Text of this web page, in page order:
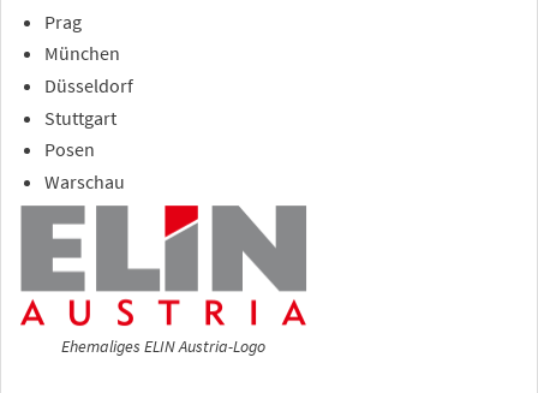
Prag
München
Düsseldorf
Stuttgart
Posen
Warschau
Ehemaliges ELIN Austria-Logo